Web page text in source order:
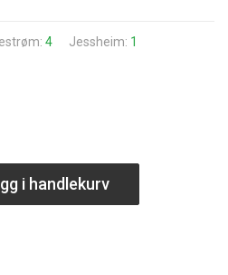
4 Jessheim: 1
i handlekurv